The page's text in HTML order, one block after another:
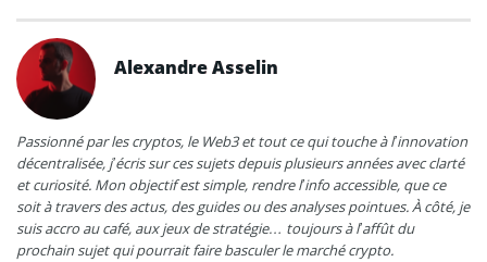
Alexandre Asselin
Passionné par les cryptos, le Web3 et tout ce qui touche à l’innovation
décentralisée, j’écris sur ces sujets depuis plusieurs années avec clarté
et curiosité. Mon objectif est simple, rendre l’info accessible, que ce
soit à travers des actus, des guides ou des analyses pointues. À côté, je
suis accro au café, aux jeux de stratégie… toujours à l’affût du
prochain sujet qui pourrait faire basculer le marché crypto.